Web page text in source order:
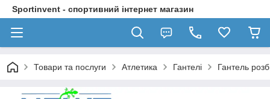
Sportinvent - спортивний інтернет магазин
Товари та послуги Атлетика Гантелі Гантель